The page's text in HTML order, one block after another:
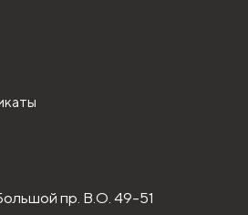
пр. В.О. 49-51